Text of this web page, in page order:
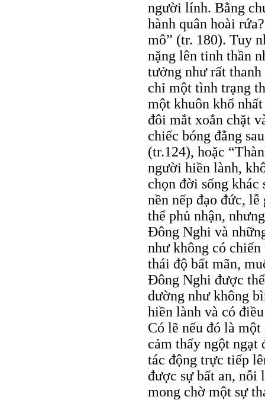
người lính. Bằng
hành quân hoài
mô” (tr. 180). Tuy
nặng lên tinh thần
tưởng như rất
chỉ một tình trạng
một khuôn khổ
đôi mắt xoắn chặt
chiếc bóng đằng
(tr.124), hoặc
người hiền lành,
chọn đời sống khác
nền nếp đạo đức,
thể phủ nhận,
Đông Nghi và
như không có chiến
thái độ bất mãn,
Đông Nghi được
dường như không
hiền lành và có
Có lẽ nếu đó là
cảm thấy ngột ngạt
tác động trực tiếp
được sự bất an, nỗi
mong chờ một sự